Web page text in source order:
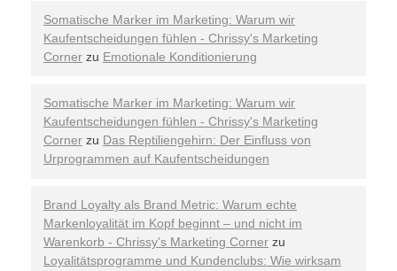
Somatische Marker im Marketing: Warum wir
Kaufentscheidungen fühlen - Chrissy's Marketing
Corner zu Emotionale Konditionierung
Somatische Marker im Marketing: Warum wir
Kaufentscheidungen fühlen - Chrissy's Marketing
Corner zu Das Reptiliengehirn: Der Einfluss von
Urprogrammen auf Kaufentscheidungen
Brand Loyalty als Brand Metric: Warum echte
Markenloyalität im Kopf beginnt – und nicht im
Warenkorb - Chrissy's Marketing Corner zu
Loyalitätsprogramme und Kundenclubs: Wie wirksam